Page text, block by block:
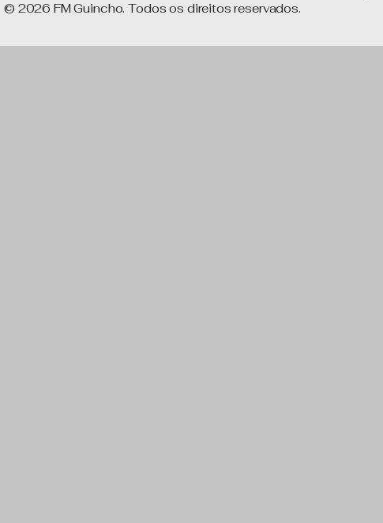
© 2026 FM Guincho. Todos os direitos reservados.